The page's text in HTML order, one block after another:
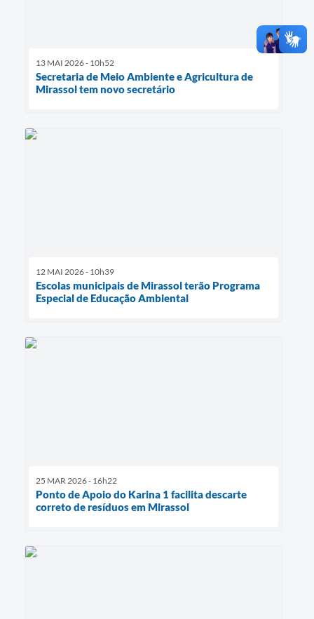
13 MAI 2026 - 10h52
Secretaria de Meio Ambiente e Agricultura de
Mirassol tem novo secretário
12 MAI 2026 - 10h39
Escolas municipais de Mirassol terão Programa
Especial de Educação Ambiental
25 MAR 2026 - 16h22
Ponto de Apoio do Karina 1 facilita descarte
correto de resíduos em Mirassol